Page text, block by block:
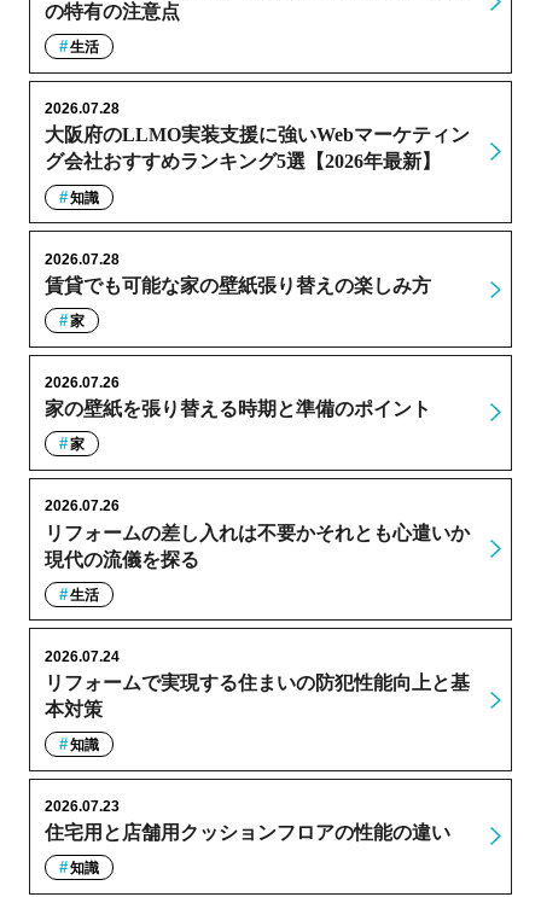
の特有の注意点
生活
大阪府のLLMO実装支援に強いWebマーケティン
グ会社おすすめランキング5選【2026年最新】
2026.07.28
知識
賃貸でも可能な家の壁紙張り替えの楽しみ方
2026.07.28
家
家の壁紙を張り替える時期と準備のポイント
2026.07.26
家
リフォームの差し入れは不要かそれとも心遣いか
現代の流儀を探る
2026.07.26
生活
リフォームで実現する住まいの防犯性能向上と基
本対策
2026.07.24
知識
住宅用と店舗用クッションフロアの性能の違い
2026.07.23
知識